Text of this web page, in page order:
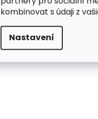
kombinovat s údaji z
Nastavení